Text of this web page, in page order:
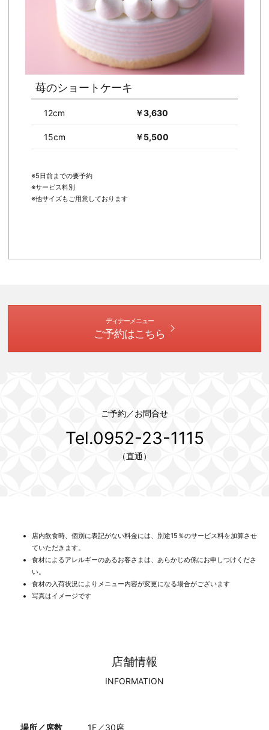
苺のショートケーキ
12cm ￥3,630
15cm ￥5,500
※5日前までの要予約
※サービス料別
※他サイズもご用意しております
ディナーメニュー
ご予約はこちら
ご予約／お問合せ
Tel.0952-23-1115
（直通）
店内飲食時、個別に表記がない料金には、別途15％のサービス料を加算させ
ていただきます。
食材によるアレルギーのあるお客さまは、あらかじめ係にお申しつけくださ
い。
食材の入荷状況によりメニュー内容が変更になる場合がございます
写真はイメージです
店舗情報
INFORMATION
場所／席数 1F／30席